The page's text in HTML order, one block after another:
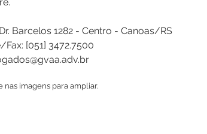
Barcelos 1282 - Centro - Canoas/RS
Fax: [051] 3472.7500
nas imagens para ampliar.